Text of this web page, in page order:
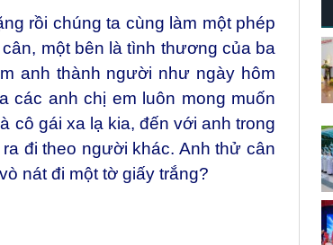
rồi chúng ta cùng làm một phép
một bên là tình thương của ba
anh thành người như ngày hôm
các anh chị em luôn mong muốn
cô gái xa lạ kia, đến với anh trong
đi theo người khác. Anh thử cân
nát đi một tờ giấy trắng?